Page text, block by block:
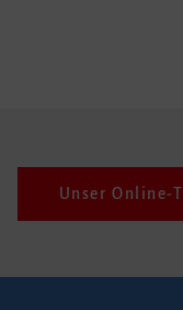
Unser Online-